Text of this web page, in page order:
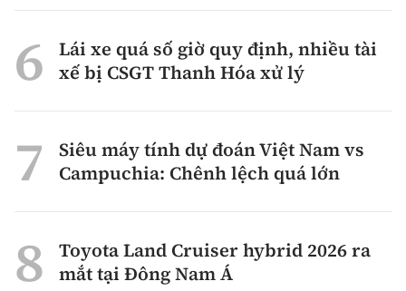
Lái xe quá số giờ quy định, nhiều tài
xế bị CSGT Thanh Hóa xử lý
Siêu máy tính dự đoán Việt Nam vs
Campuchia: Chênh lệch quá lớn
Toyota Land Cruiser hybrid 2026 ra
mắt tại Đông Nam Á